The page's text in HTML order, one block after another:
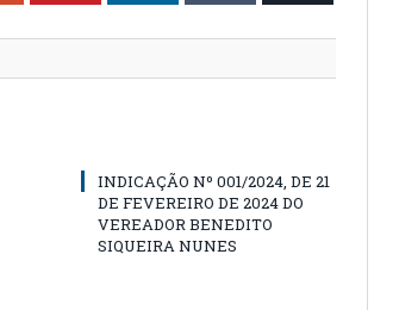
INDICAÇÃO Nº 001/2024, DE 21
DE FEVEREIRO DE 2024 DO
VEREADOR BENEDITO
SIQUEIRA NUNES